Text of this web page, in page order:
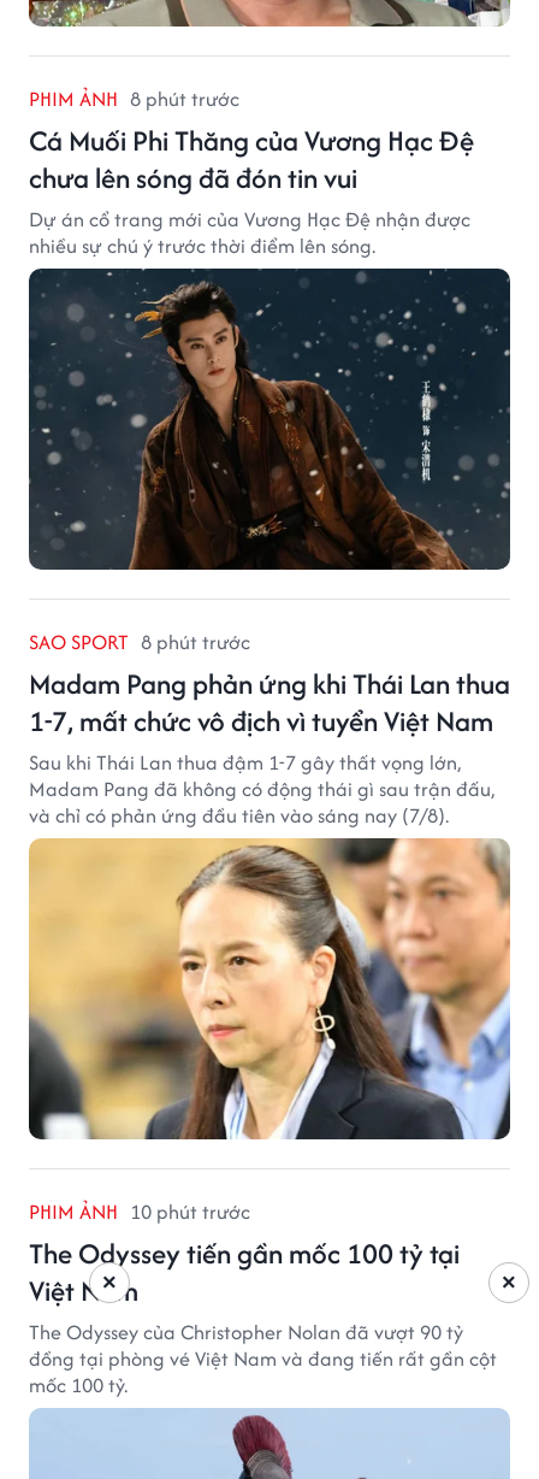
PHIM ẢNH 8 phút trước
Cá Muối Phi Thăng của Vương Hạc Đệ
chưa lên sóng đã đón tin vui
Dự án cổ trang mới của Vương Hạc Đệ nhận được
nhiều sự chú ý trước thời điểm lên sóng.
SAO SPORT 8 phút trước
Madam Pang phản ứng khi Thái Lan thua
1-7, mất chức vô địch vì tuyển Việt Nam
Sau khi Thái Lan thua đậm 1-7 gây thất vọng lớn,
Madam Pang đã không có động thái gì sau trận đấu,
và chỉ có phản ứng đầu tiên vào sáng nay (7/8).
PHIM ẢNH 10 phút trước
The Odyssey tiến gần mốc 100 tỷ tại
Việt Nam
The Odyssey của Christopher Nolan đã vượt 90 tỷ
đồng tại phòng vé Việt Nam và đang tiến rất gần cột
mốc 100 tỷ.
×
×